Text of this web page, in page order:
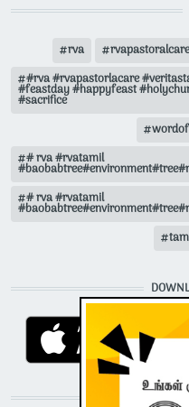
rva rvapastoralcare
#rva #rvapastorlacare
#feastday #happyfeast
#sacrifice
# rva #rvatamil
# rva #rvatamil
STAY